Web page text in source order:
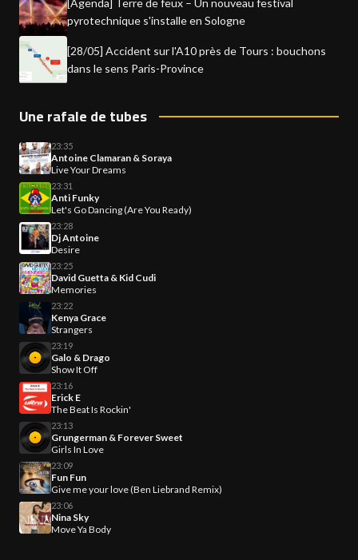
pyrotechnique s'installe en Sologne
[28/05] Accident sur l'A10 près de Tours : bouchons
dans le sens Paris-Province
Une rafale de tubes
23:35
Antoine Clamaran & Soraya
Live Your Dreams
23:31
Anti Funky
Let's Go Dancing (Are You Ready)
23:28
Dj Antoine
Desire
23:25
David Guetta & Kid Cudi
Memories
23:22
Kenya Grace
Strangers
23:19
Galo & Drago
Show It Off
23:16
Erick E
The Beat Is Rockin'
23:13
Grungerman & Forever Sweet
Girls In Love
23:09
Fun Fun
Give me your love (Ben Liebrand Remix)
23:06
Nina Sky
Move Ya Body